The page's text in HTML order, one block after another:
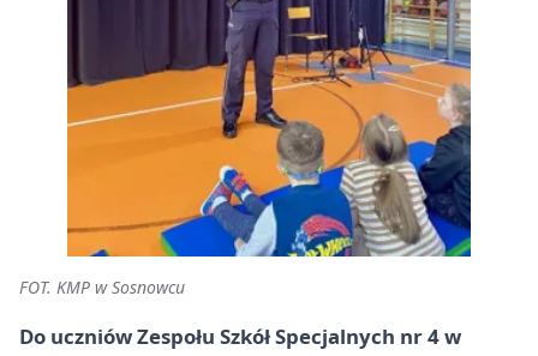
FOT. KMP w Sosnowcu
Do uczniów Zespołu Szkół Specjalnych nr 4 w